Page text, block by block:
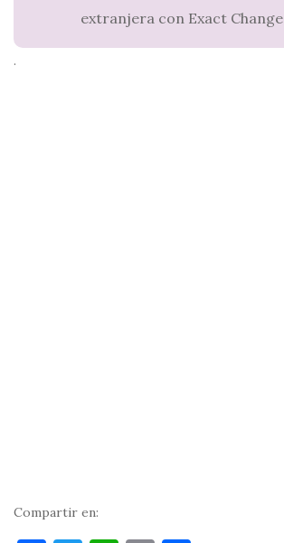
extranjera con Exact Change
.
Compartir en: